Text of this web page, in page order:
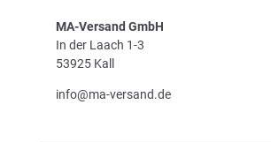
MA-Versand GmbH
In der Laach 1-3
53925 Kall
info@ma-versand.de